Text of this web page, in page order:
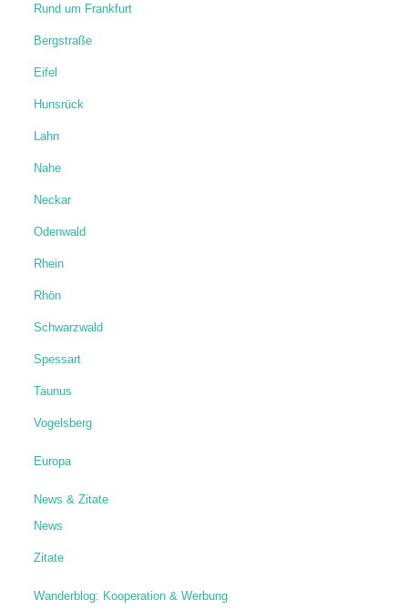
Rund um Frankfurt
Bergstraße
Eifel
Hunsrück
Lahn
Nahe
Neckar
Odenwald
Rhein
Rhön
Schwarzwald
Spessart
Taunus
Vogelsberg
Europa
News & Zitate
News
Zitate
Wanderblog: Kooperation & Werbung